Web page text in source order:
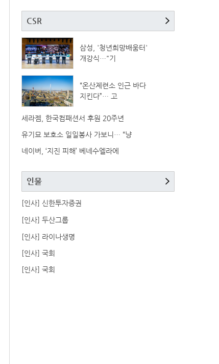
CSR
삼성, '청년희망배움터'
개강식…"기
“온산제련소 인근 바다
지킨다”… 고
세라젬, 한국컴패션서 후원 20주년
유기묘 보호소 일일봉사 가보니… “냥
네이버, ‘지진 피해’ 베네수엘라에
인물
[인사] 신한투자증권
[인사] 두산그룹
[인사] 라이나생명
[인사] 국회
[인사] 국회